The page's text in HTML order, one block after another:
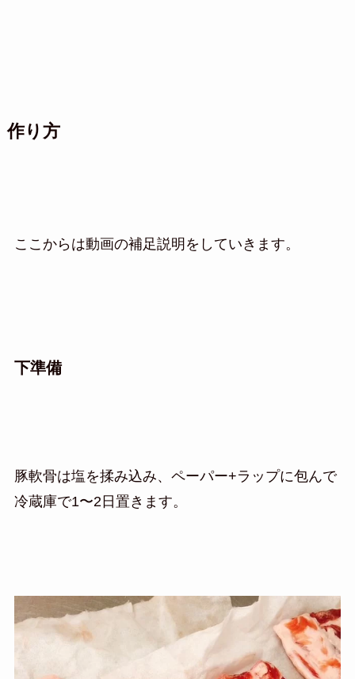
作り方
ここからは動画の補足説明をしていきます。
下準備
豚軟骨は塩を揉み込み、ペーパー+ラップに包んで
冷蔵庫で1〜2日置きます。